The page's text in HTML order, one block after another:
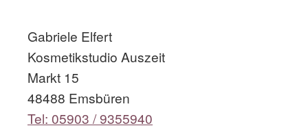
Gabriele Elfert
Kosmetikstudio Auszeit
Markt 15
48488 Emsbüren
Tel: 05903 / 9355940